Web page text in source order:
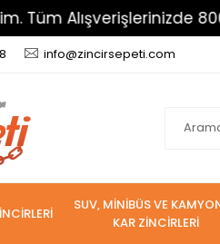
800 TL
info@zincirsepeti.com
SUV, MİNİBÜS VE
KAR ZİNCİRLERİ